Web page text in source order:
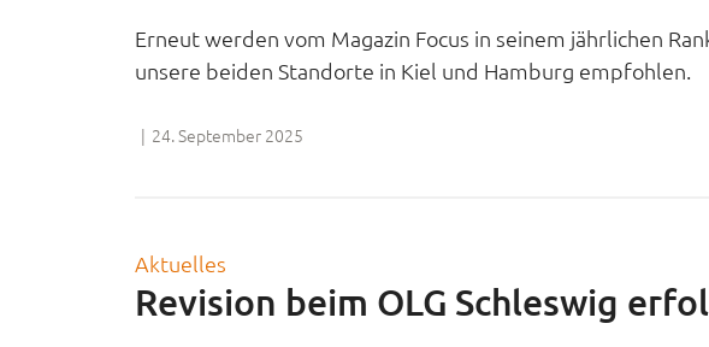
Erneut werden vom Magazin Focus in seinem jährlichen
unsere beiden Standorte in Kiel und Hamburg empfohlen.
| 24. September 2025
Aktuelles
Revision beim OLG Schleswig